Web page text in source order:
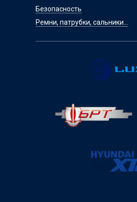
Безопасность
Ремни, патрубки, сальники...